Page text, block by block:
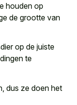
houden op
de grootte van
op de juiste
te
dus ze doen het